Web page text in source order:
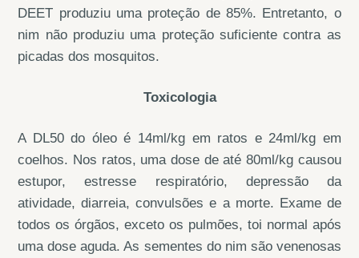
DEET produziu uma proteção de 85%. Entretanto, o
nim não produziu uma proteção suficiente contra as
picadas dos mosquitos.
Toxicologia
A DL50 do óleo é 14ml/kg em ratos e 24ml/kg em
coelhos. Nos ratos, uma dose de até 80ml/kg causou
estupor, estresse respiratório, depressão da
atividade, diarreia, convulsões e a morte. Exame de
todos os órgãos, exceto os pulmões, toi normal após
uma dose aguda. As sementes do nim são venenosas